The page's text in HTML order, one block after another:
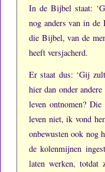
In de Bijbel staat:
nog anders van in
die Bijbel, van de
heeft versjacherd.
Er staat dus: ‘Gij
hier dan onder
leven ontnomen? Die
leven niet, ik vond
onbewusten ook nog
de kolenmijnen
laten werken, totdat